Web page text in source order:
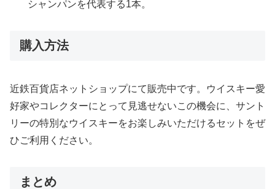
シャンパンを代表する1本。
購入方法
近鉄百貨店ネットショップにて販売中です。ウイスキー愛
好家やコレクターにとって見逃せないこの機会に、サント
リーの特別なウイスキーをお楽しみいただけるセットをぜ
ひご利用ください。
まとめ